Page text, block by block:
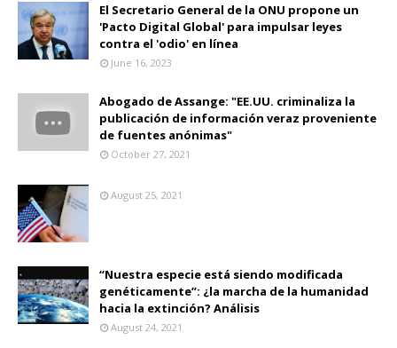
El Secretario General de la ONU propone un
'Pacto Digital Global' para impulsar leyes
contra el 'odio' en línea
June 16, 2023
Abogado de Assange: "EE.UU. criminaliza la
publicación de información veraz proveniente
de fuentes anónimas"
October 27, 2021
August 25, 2021
“Nuestra especie está siendo modificada
genéticamente”: ¿la marcha de la humanidad
hacia la extinción? Análisis
August 24, 2021